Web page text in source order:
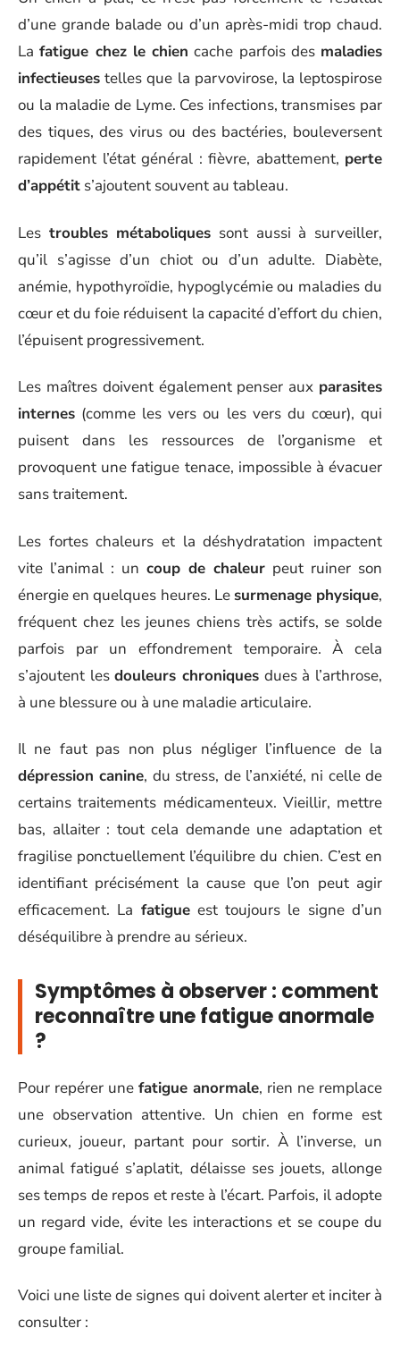
d’une grande balade ou d’un après-midi trop chaud.
Lafatigue chez le chien cache parfois des maladies
infectieuses telles que la parvovirose, la leptospirose
ou la maladie de Lyme. Ces infections, transmises par
des tiques, des virus ou des bactéries, bouleversent
rapidement l’état général : fièvre, abattement, perte
d’appétit s’ajoutent souvent au tableau.
Les troubles métaboliques sont aussi à surveiller,
qu’il s’agisse d’un chiot ou d’un adulte. Diabète,
anémie, hypothyroïdie, hypoglycémie ou maladies du
cœur et du foie réduisent la capacité d’effort du chien,
l’épuisent progressivement.
Les maîtres doivent également penser aux parasites
internes (comme les vers ou les vers du cœur), qui
puisent dans les ressources de l’organisme et
provoquent une fatigue tenace, impossible à évacuer
sans traitement.
Les fortes chaleurs et la déshydratation impactent
vite l’animal : un coup de chaleur peut ruiner son
énergie en quelques heures. Le surmenage physique,
fréquent chez les jeunes chiens très actifs, se solde
parfois par un effondrement temporaire. À cela
s’ajoutent lesdouleurs chroniques dues à l’arthrose,
à une blessure ou à une maladie articulaire.
Il ne faut pas non plus négliger l’influence de la
dépression canine, du stress, de l’anxiété, ni celle de
certains traitements médicamenteux. Vieillir, mettre
bas, allaiter : tout cela demande une adaptation et
fragilise ponctuellement l’équilibre du chien. C’est en
identifiant précisément la cause que l’on peut agir
efficacement. La fatigueest toujours le signe d’un
déséquilibre à prendre au sérieux.
Symptômes à observer : comment
reconnaître une fatigue anormale
?
Pour repérer une fatigue anormale, rien ne remplace
une observation attentive. Un chien en forme est
curieux, joueur, partant pour sortir. À l’inverse, un
animal fatigué s’aplatit, délaisse ses jouets, allonge
ses temps de repos et reste à l’écart. Parfois, il adopte
un regard vide, évite les interactions et se coupe du
groupe familial.
Voici une liste de signes qui doivent alerter et inciter à
consulter :